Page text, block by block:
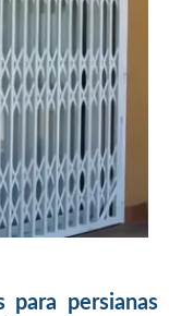
para persianas